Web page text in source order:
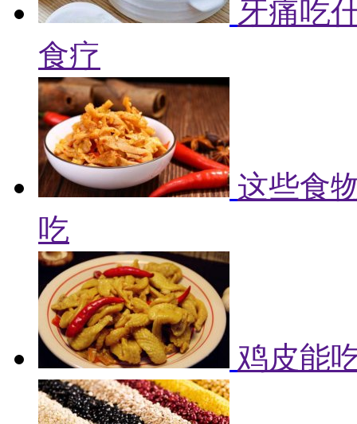
牙痛吃
食疗
这些食
吃
鸡皮能